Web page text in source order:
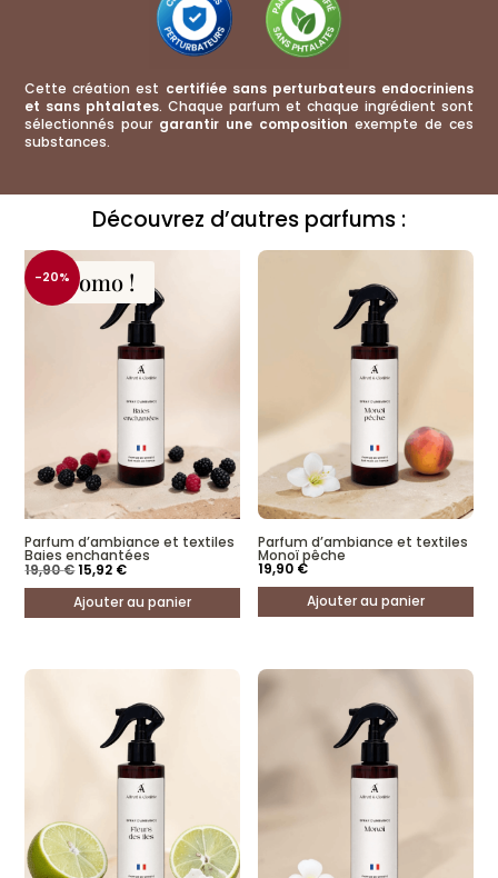
Cette création est certifiée sans perturbateurs endocriniens
et sans phtalates. Chaque parfum et chaque ingrédient sont
sélectionnés pour garantir une composition exempte de ces
substances.
Découvrez d’autres parfums :
Promo !
-20%
Parfum d’ambiance et textiles
Baies enchantées
19,90€Le
prix
initial
était :
19,90 €.
15,92 €Le
actuel
est :
15,92 €.
Ajouter au panier
Parfum d’ambiance et textiles
Monoï pêche
19,90 €
Ajouter au panier